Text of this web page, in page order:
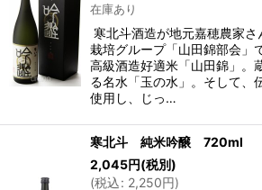
在庫あり
寒北斗酒造が地元嘉穂農家
栽培グループ「山田錦部会」
高級酒造好適米「山田錦」。
る名水「玉の水」。そして、
使用し、じっ…
寒北斗 純米吟醸 720ml
2,045円(税別)
(税込: 2,250円)